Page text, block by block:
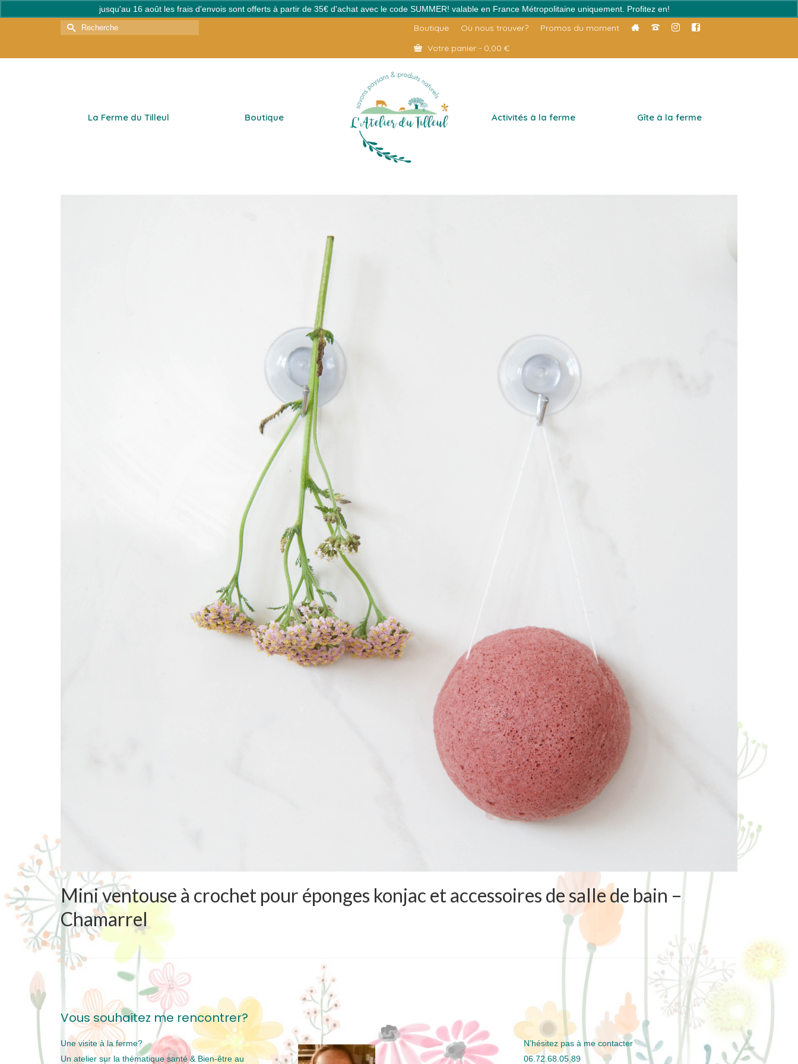
jusqu'au 16 août les frais d'envois sont offerts à partir de 35€ d'achat avec le code SUMMER! valable en France Métropolitaine uniquement. Profitez en!
Boutique Où nous trouver?
Promos du moment
Votre panier - 0,00 €
Rechercher :
La Ferme du Tilleul Boutique Activités à la ferme Gîte à la ferme
Mini ventouse à crochet pour éponges konjac et accessoires de salle de bain –
Chamarrel
Vous souhaitez me rencontrer?
Une visite à la ferme?
Un atelier sur la thématique santé & Bien-être au
N’hésitez pas à me contacter
06.72.68.05.89